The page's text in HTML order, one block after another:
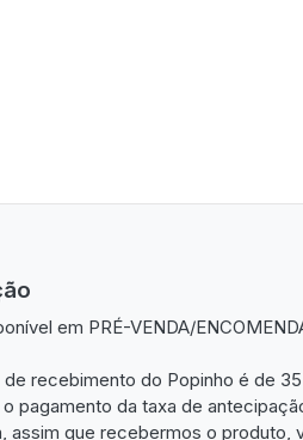
em PRÉ-VENDA/
recebimento do Popinho é de
pagamento da taxa de
assim que recebermos o